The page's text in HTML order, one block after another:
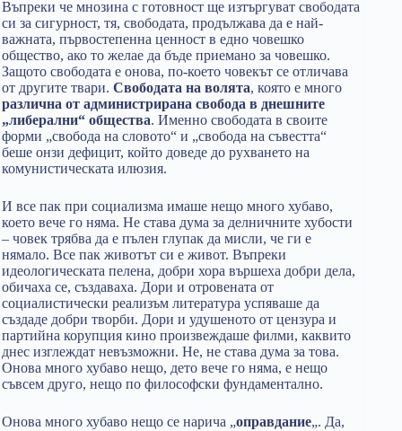
Въпреки че мнозина с готовност ще изтъргуват свободата
си за сигурност, тя, свободата, продължава да е най-
важната, първостепенна ценност в едно човешко
общество, ако то желае да бъде приемано за човешко.
Защото свободата е онова, по-което човекът се отличава
от другите твари. Свободата на волята, която е много
различна от администрирана свобода в днешните
„либерални“ общества. Именно свободата в своите
форми „свобода на словото“ и „свобода на съвестта“
беше онзи дефицит, който доведе до рухването на
комунистическата илюзия.
И все пак при социализма имаше нещо много хубаво,
което вече го няма. Не става дума за делничните хубости
– човек трябва да е пълен глупак да мисли, че ги е
нямало. Все пак животът си е живот. Въпреки
идеологическата пелена, добри хора вършеха добри дела,
обичаха се, създаваха. Дори и отровената от
социалистически реализъм литература успяваше да
създаде добри творби. Дори и удушеното от цензура и
партийна корупция кино произвеждаше филми, каквито
днес изглеждат невъзможни. Не, не става дума за това.
Онова много хубаво нещо, дето вече го няма, е нещо
съвсем друго, нещо по философски фундаментално.
Онова много хубаво нещо се нарича „оправдание„. Да,